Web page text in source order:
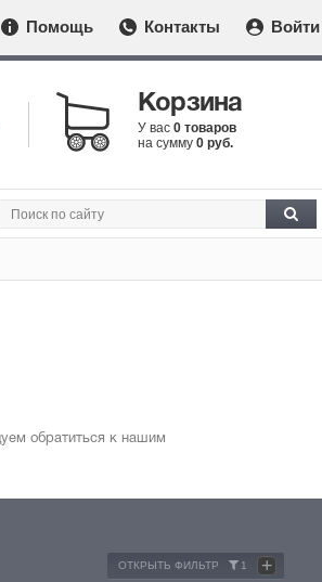
Помощь Контакты Войти
Корзина
У вас 0 товаров
на сумму 0 руб.
обратиться к нашим
ОТКРЫТЬ ФИЛЬТР 1 +